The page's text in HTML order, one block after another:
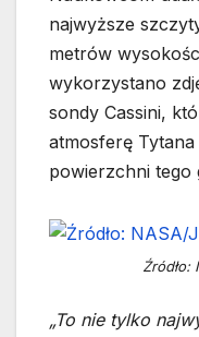
najwyższe
metrów
wykorzystano
sondy Cassini,
atmosferę
powierzchni tego
Źródło:
„To nie tylko